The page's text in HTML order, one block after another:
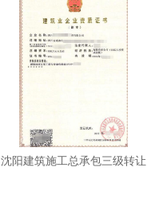
沈阳建筑施工总承包三级转让